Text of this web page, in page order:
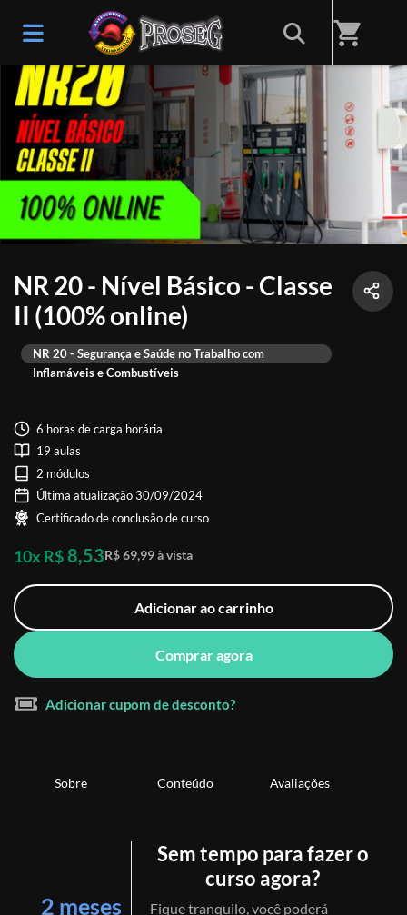
shopping_cart
NR 20 - Nível Básico - Classe
II (100% online)
NR 20 - Segurança e Saúde no Trabalho com
Inflamáveis e Combustíveis
6 horas de carga horária
19 aulas
2 módulos
Última atualização 30/09/2024
Certificado de conclusão de curso
10x R$8,53R$ 69,99 à vista
Adicionar ao carrinho
Comprar agora
Adicionar cupom de desconto?
Sobre Conteúdo Avaliações
2 meses
Sem tempo para fazer o
curso agora?
Fique tranquilo, você poderá